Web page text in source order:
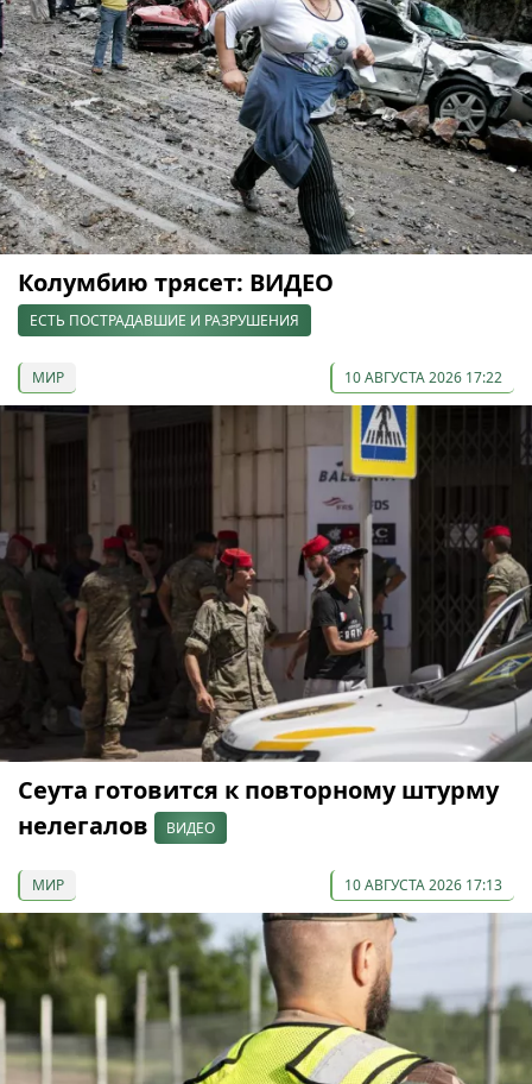
Колумбию трясет: ВИДЕО
ЕСТЬ ПОСТРАДАВШИЕ И РАЗРУШЕНИЯ
МИР 10 АВГУСТА 2026 17:22
Сеута готовится к повторному штурму
нелегалов
ВИДЕО
МИР 10 АВГУСТА 2026 17:13